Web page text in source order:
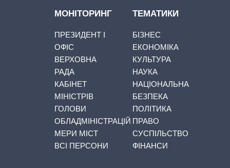
МОНІТОРИНГ
ПРЕЗИДЕНТ І
ОФІС
ВЕРХОВНА
РАДА
КАБІНЕТ
МІНІСТРІВ
ГОЛОВИ
ОБЛАДМІНІСТРАЦІЙ
МЕРИ МІСТ
ВСІ ПЕРСОНИ
ТЕМАТИКИ
БІЗНЕС
ЕКОНОМІКА
КУЛЬТУРА
НАУКА
НАЦІОНАЛЬНА
БЕЗПЕКА
ПОЛІТИКА
ПРАВО
СУСПІЛЬСТВО
ФІНАНСИ